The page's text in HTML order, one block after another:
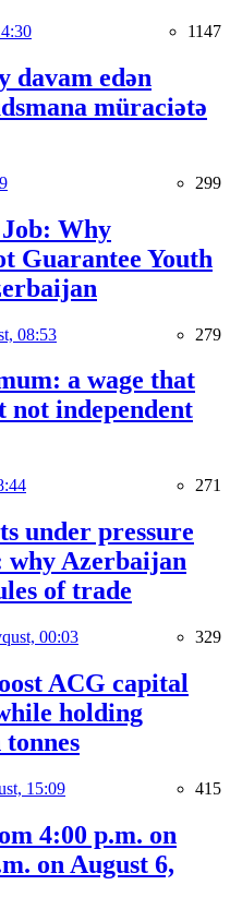
1147
davam edən
müraciətə
299
Why
Guarantee Youth
08:53 279
a wage that
not independent
271
under pressure
Azerbaijan
of trade
00:03 329
ACG capital
holding
15:09 415
4:00 p.m. on
on August 6,